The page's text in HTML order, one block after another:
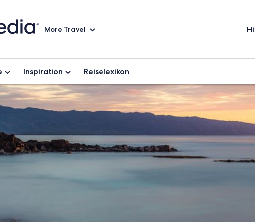
More Travel
Inspiration Reiselexikon